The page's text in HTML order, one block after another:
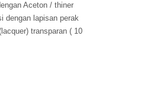
Aceton / thiner
dengan lapisan perak
transparan ( 10